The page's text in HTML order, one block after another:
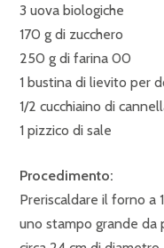
3 uova biologiche
170 g di zucchero
250 g di farina 00
1 bustina di lievito per
1/2 cucchiaino di
1 pizzico di sale
Procedimento:
Preriscaldare il forno a
uno stampo grande da